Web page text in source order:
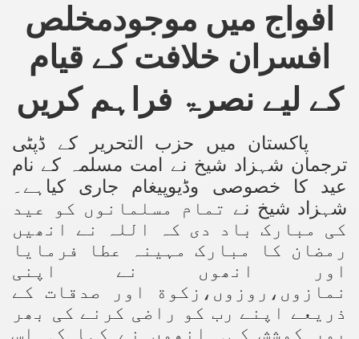
افواج میں موجودمخلص
افسران خلافت کے قیام
کے لیے نصرۃ فراہم کریں
پاکستان میں حزب التحریر کے ڈپٹی
ترجمان شہزاد شیخ نے امت مسلمہ کے نام
عید کا خصوصی وڈیوپیغام جاری کیاہے۔
شہزاد شیخ نے تمام مسلمانوں کو عید
کی مبارک باد دی کہ اللہ نے انھیں
رمضان کا مبارک مہینہ عطا فرمایا
اور انھوں نے اپنی
نمازوں،روزوں،زکوة اور صدقات کے
ذریعے اپنے رب کو راضی کرنے کی بھر
پور کوشش کی۔ انھوں نے کہا کہ اس